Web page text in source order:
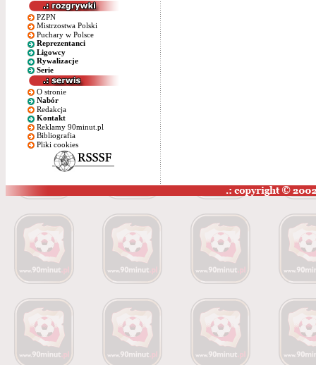
PZPN
Mistrzostwa Polski
Puchary w Polsce
Reprezentanci
Ligowcy
Rywalizacje
Serie
O stronie
Nabór
Redakcja
Kontakt
Reklamy 90minut.pl
Bibliografia
Pliki cookies